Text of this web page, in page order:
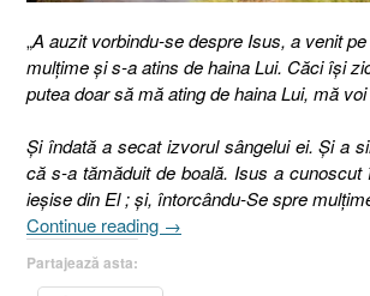
„A auzit vorbindu-se despre Isus, a venit
mulţime şi s-a atins de haina Lui. Căci îşi
putea doar să mă ating de haina Lui, mă voi
Şi îndată a secat izvorul sângelui ei. Şi a
că s-a tămăduit de boală. Isus a cunoscut
ieşise din El ; şi, întorcându-Se spre
Continue reading „Însufleţirea,
→
Partajează asta: